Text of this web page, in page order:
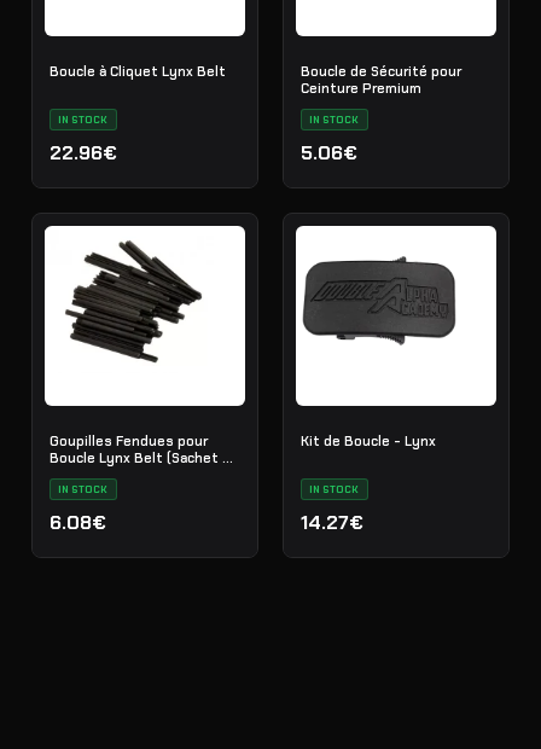
Boucle à Cliquet Lynx Belt
IN STOCK
22.96€
Boucle de Sécurité pour
Ceinture Premium
IN STOCK
5.06€
Goupilles Fendues pour
Boucle Lynx Belt (Sachet de
50)
IN STOCK
6.08€
Kit de Boucle - Lynx
IN STOCK
14.27€